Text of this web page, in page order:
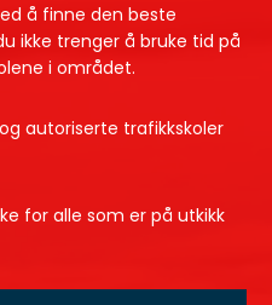
å finne den beste
ikke trenger å bruke tid på
i området.
autoriserte trafikkskoler
for alle som er på utkikk